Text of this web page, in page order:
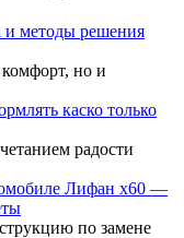
методы решения
но и
каско только
радости
Лифан х60 —
по замене